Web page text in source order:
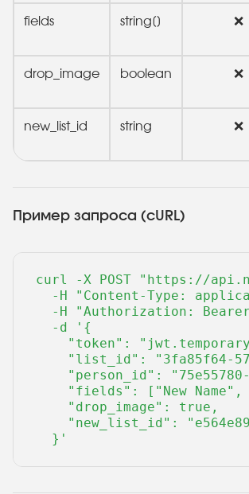
fields string[] ❌
drop_image boolean ❌
new_list_id string ❌
Пример запроса (cURL)
curl -X POST "https://
-H "Content-Type:
-H "Authorization:
  -d '{
"token":
"list_id": "3fa85f64-
"person_id":
"fields": ["New Name",
    "drop_image": true,
"new_list_id":
  }'